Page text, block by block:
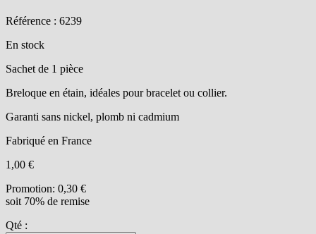
Référence : 6239
En stock
Sachet de 1 pièce
Breloque en étain, idéales pour bracelet ou collier.
Garanti sans nickel, plomb ni cadmium
Fabriqué en France
1,00 €
Promotion: 0,30 €
soit 70% de remise
Qté :